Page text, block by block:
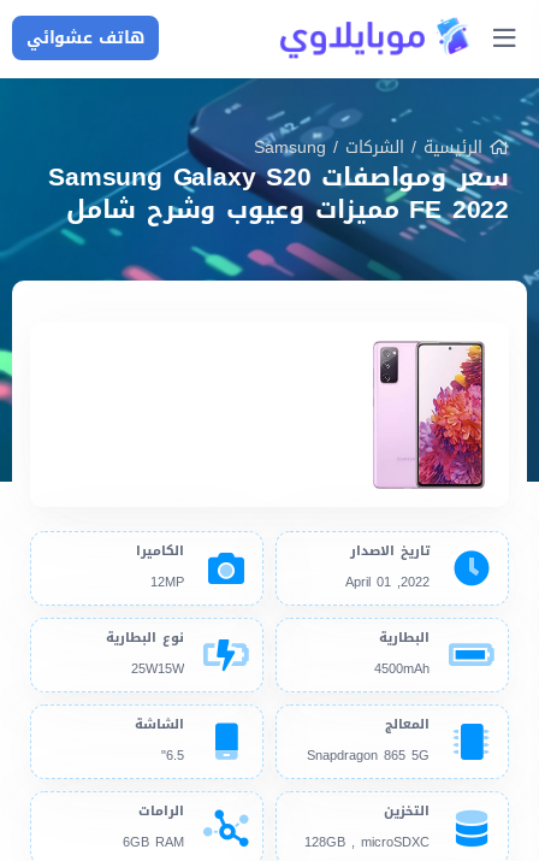
هاتف عشوائي
الرئيسية/ الشركات /
Samsung
سعر ومواصفات Samsung Galaxy S20
FE 2022 مميزات وعيوب وشرح شامل
تاريخ الاصدار
2022, April 01
الكاميرا
12MP
البطارية
4500mAh
نوع البطارية
25W15W
المعالج
Snapdragon 865 5G
الشاشة
6.5"
التخزين
128GB , microSDXC
الرامات
6GB RAM